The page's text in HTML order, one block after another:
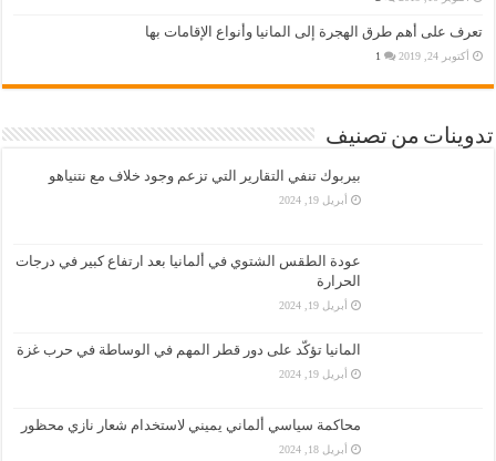
تعرف على أهم طرق الهجرة إلى المانيا وأنواع الإقامات بها
أكتوبر 24, 2019 1
تدوينات من تصنيف
بيربوك تنفي التقارير التي تزعم وجود خلاف مع نتنياهو
أبريل 19, 2024
عودة الطقس الشتوي في ألمانيا بعد ارتفاع كبير في درجات
الحرارة
أبريل 19, 2024
المانيا تؤكّد على دور قطر المهم في الوساطة في حرب غزة
أبريل 19, 2024
محاكمة سياسي ألماني يميني لاستخدام شعار نازي محظور
أبريل 18, 2024